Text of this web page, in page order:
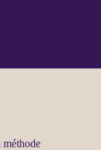
méthode